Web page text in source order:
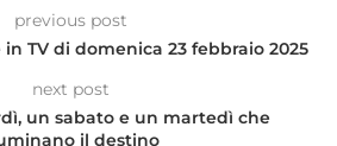
previous post
TV di domenica 23 febbraio 2025
next post
un sabato e un martedì che
il destino